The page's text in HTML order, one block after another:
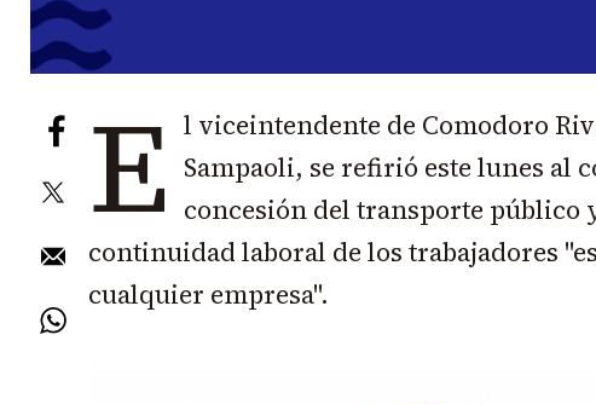
E l viceintendente de Comodoro
Sampaoli, se refirió este lunes al
concesión del transporte público
continuidad laboral de los trabajadores
cualquier empresa".